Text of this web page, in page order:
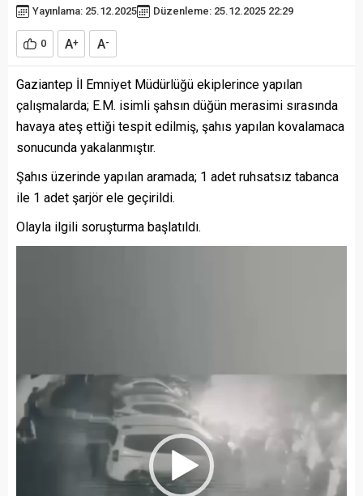
Yayınlama: 25.12.2025
Düzenleme: 25.12.2025 22:29
0 A+ A-
Gaziantep İl Emniyet Müdürlüğü ekiplerince yapılan
çalışmalarda; E.M. isimli şahsın düğün merasimi sırasında
havaya ateş ettiği tespit edilmiş, şahıs yapılan kovalamaca
sonucunda yakalanmıştır.
Şahıs üzerinde yapılan aramada; 1 adet ruhsatsız tabanca
ile 1 adet şarjör ele geçirildi.
Olayla ilgili soruşturma başlatıldı.